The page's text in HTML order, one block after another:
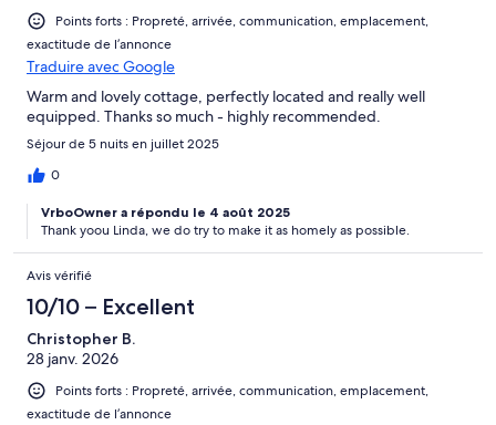
Points forts : Propreté, arrivée, communication, emplacement,
exactitude de l’annonce
Traduire avec Google
Warm and lovely cottage, perfectly located and really well
equipped. Thanks so much - highly recommended.
Séjour de 5 nuits en juillet 2025
0
VrboOwner a répondu le 4 août 2025
Thank yoou Linda, we do try to make it as homely as possible.
Avis vérifié
10/10 – Excellent
Christopher B.
28 janv. 2026
Points forts : Propreté, arrivée, communication, emplacement,
exactitude de l’annonce